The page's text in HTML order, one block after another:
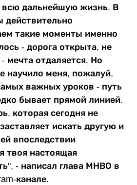
всю дальнейшую жизнь. В
действительно
такие моменты именно
- дорога открыта, не
мечта отдаляется. Но
научило меня, пожалуй,
важных уроков - путь
бывает прямой линией.
которая сегодня не
искать другую и
впоследствии
твоя настоящая
- написал глава МНВО в
канале.